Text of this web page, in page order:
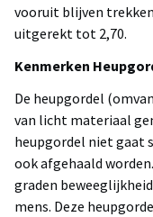
vooruit blijven
uitgerekt tot 2,70.
Kenmerken
De heupgordel
van licht materiaal
heupgordel niet gaat
ook afgehaald
graden
mens. Deze